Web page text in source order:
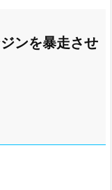
ンを暴走させ